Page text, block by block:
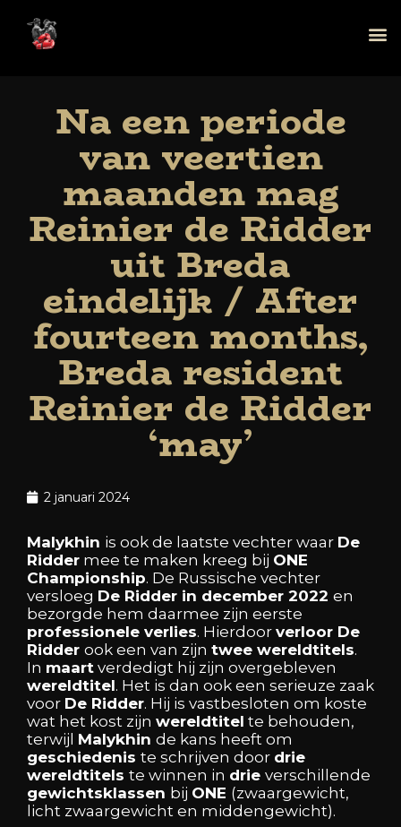
Na een periode
van veertien
maanden mag
Reinier de Ridder
uit Breda
eindelijk / After
fourteen months,
Breda resident
Reinier de Ridder
‘may’
2 januari 2024
Malykhin is ook de laatste vechter waar De
Ridder mee te maken kreeg bij ONE
Championship. De Russische vechter
versloeg De Ridder in december 2022 en
bezorgde hem daarmee zijn eerste
professionele verlies. Hierdoor verloor De
Ridder ook een van zijn twee wereldtitels.
In maart verdedigt hij zijn overgebleven
wereldtitel. Het is dan ook een serieuze zaak
voor De Ridder. Hij is vastbesloten om koste
wat het kost zijn wereldtitel te behouden,
terwijl Malykhin de kans heeft om
geschiedenis te schrijven door drie
wereldtitels te winnen in drie verschillende
gewichtsklassen bij ONE (zwaargewicht,
licht zwaargewicht en middengewicht).